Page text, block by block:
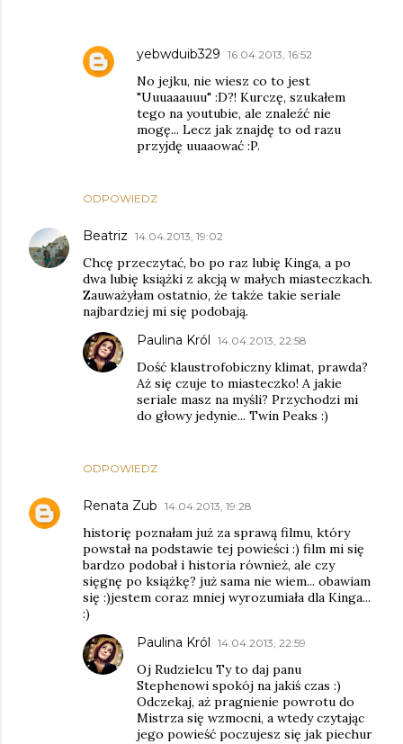
ODPOWIEDZ
yebwduib329 16.04.2013, 16:52
No jejku, nie wiesz co to jest
"Uuuaaauuu" :D?! Kurczę, szukałem
tego na youtubie, ale znaleźć nie
mogę... Lecz jak znajdę to od razu
przyjdę uuaaować :P.
Beatriz 14.04.2013, 19:02
Chcę przeczytać, bo po raz lubię Kinga, a po
dwa lubię książki z akcją w małych miasteczkach.
Zauważyłam ostatnio, że także takie seriale
najbardziej mi się podobają.
ODPOWIEDZ
Paulina Król 14.04.2013, 22:58
Dość klaustrofobiczny klimat, prawda?
Aż się czuje to miasteczko! A jakie
seriale masz na myśli? Przychodzi mi
do głowy jedynie... Twin Peaks :)
Renata Zub 14.04.2013, 19:28
historię poznałam już za sprawą filmu, który
powstał na podstawie tej powieści :) film mi się
bardzo podobał i historia również, ale czy
sięgnę po książkę? już sama nie wiem... obawiam
się :)jestem coraz mniej wyrozumiała dla Kinga...
:)
Paulina Król 14.04.2013, 22:59
Oj Rudzielcu Ty to daj panu
Stephenowi spokój na jakiś czas :)
Odczekaj, aż pragnienie powrotu do
Mistrza się wzmocni, a wtedy czytając
jego powieść poczujesz się jak piechur